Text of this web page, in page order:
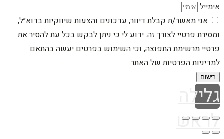
אימייל
אני מאשר/ת קבלת דיוור, עדכונים והצעות שיווקיות בדוא״ל,
ומסירת פרטיי לצורך זה. ידוע לי כי ניתן לבקש בכל עת להסיר את
פרטיי מרשימת התפוצה, וכי השימוש בפרטים יעשה בהתאם
למדיניות הפרטיות של האתר.
רישום
גלילה
לראש